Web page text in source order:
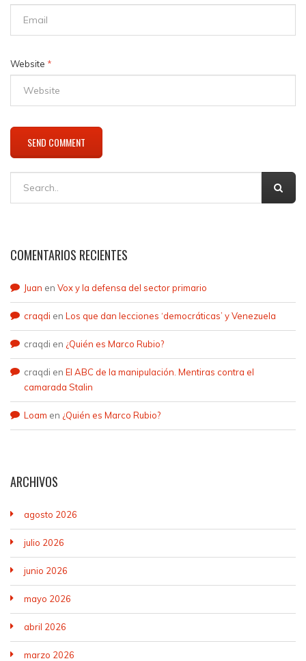
Website *
COMENTARIOS RECIENTES
Juan en Vox y la defensa del sector primario
craqdi en Los que dan lecciones ‘democráticas’ y Venezuela
craqdi en ¿Quién es Marco Rubio?
craqdi en El ABC de la manipulación. Mentiras contra el
camarada Stalin
Loam en ¿Quién es Marco Rubio?
ARCHIVOS
agosto 2026
julio 2026
junio 2026
mayo 2026
abril 2026
marzo 2026